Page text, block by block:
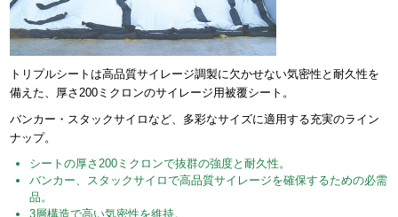
トリプルシートは高品質サイレージ調製に欠かせない気密性と耐久性を
備えた、厚さ200ミクロンのサイレージ用被覆シート。
バンカー・スタックサイロなど、多彩なサイズに適用する充実のライン
ナップ。
シートの厚さ200ミクロンで抜群の強度と耐久性。
バンカー、スタックサイロで高品質サイレージを確保するための必需
品。
3層構造で高い気密性を維持。